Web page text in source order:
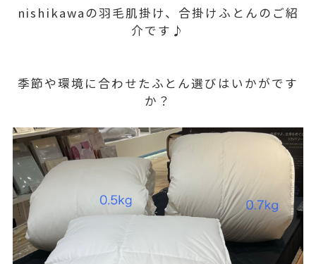
nishikawaの羽毛肌掛け、合掛けふとんのご紹
介です♪
季節や環境に合わせたふとん選びはいかがです
か？